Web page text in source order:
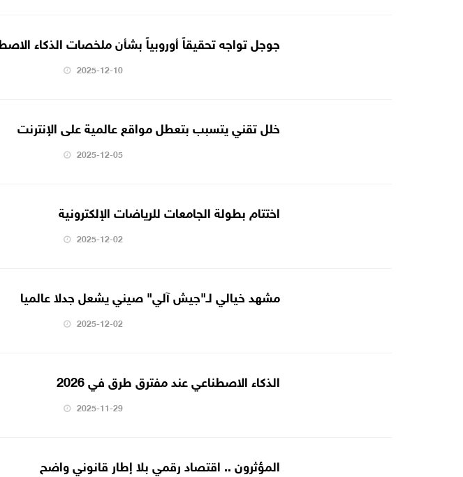
جوجل تواجه تحقيقاً أوروبياً بشأن ملخصات الذكاء
2025-12-10
خلل تقني يتسبب بتعطل مواقع عالمية على الإنترنت
2025-12-05
اختتام بطولة الجامعات للرياضات الإلكترونية
2025-12-02
مشهد خيالي لـ"جيش آلي" صيني يشعل جدلا عالميا
2025-12-02
الذكاء الاصطناعي عند مفترق طرق في 2026
2025-11-29
المؤثرون .. اقتصاد رقمي بلا إطار قانوني واضح